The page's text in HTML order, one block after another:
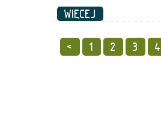
WIĘCEJ
< 1 2 3 4